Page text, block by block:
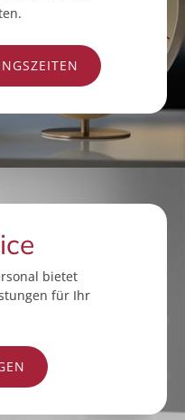
bietet
für Ihr